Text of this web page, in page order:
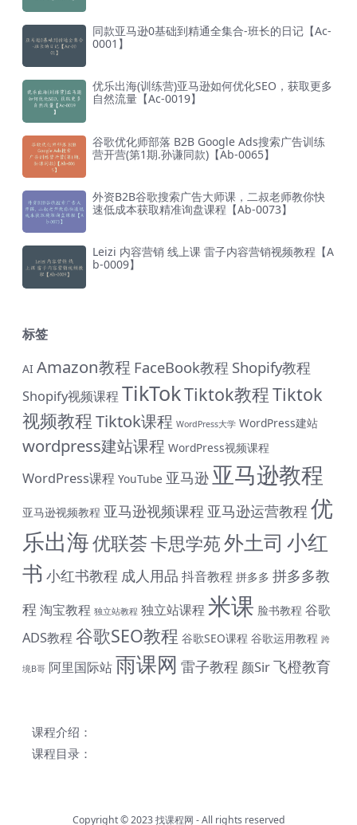
同款亚马逊0基础到精通全集合-班长的日记【Ac-
0001】
优乐出海(训练营)亚马逊如何优化SEO，获取更多
自然流量【Ac-0019】
谷歌优化师部落 B2B Google Ads搜索广告训练
营开营(第1期.孙谦同款)【Ab-0065】
外资B2B谷歌搜索广告大师课，二叔老师教你快
速低成本获取精准询盘课程【Ab-0073】
Leizi 内容营销 线上课 雷子内容营销视频教程【A
b-0009】
标签
AI Amazon教程 FaceBook教程 Shopify教程
Shopify视频课程 TikTokTiktok教程Tiktok
视频教程Tiktok课程 WordPress大学 WordPress建站
wordpress建站课程 WordPress视频课程
WordPress课程 YouTube 亚马逊 亚马逊教程
亚马逊视频教程 亚马逊视频课程 亚马逊运营教程 优
乐出海优联荟卡思学苑外土司 小红
书 小红书教程 成人用品 抖音教程 拼多多 拼多多教
程 淘宝教程 独立站教程 独立站课程 米课 脸书教程 谷歌
ADS教程 谷歌SEO教程 谷歌SEO课程 谷歌运用教程 跨
境B哥 阿里国际站雨课网 雷子教程 颜Sir飞橙教育
课程介绍：
课程目录：
Copyright © 2023找课程网 - All rights reserved
系列课程》共计17套打包价599元（原价799直降200元|
含近期解码新课） | 《米课全系列课程》打包价599元
799直降300元|含近期解码新课 | 凡单次购买课程原价超